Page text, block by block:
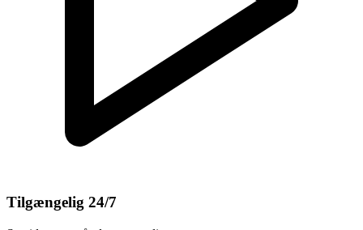
Tilgængelig 24/7